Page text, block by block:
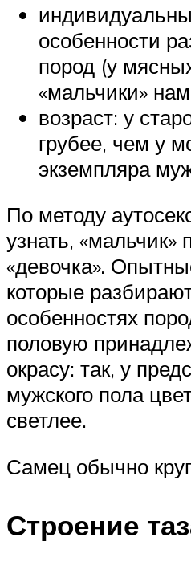
особенности
пород (у
«мальчики»
возраст: у
грубее, чем у
экземпляра
По методу
узнать,
«девочка».
которые
особенностях
половую
окрасу: так, у
мужского пола
светлее.
Самец обычно
Строение